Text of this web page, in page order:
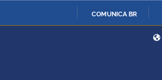
COMUNICA BR
Ministério da Defesa